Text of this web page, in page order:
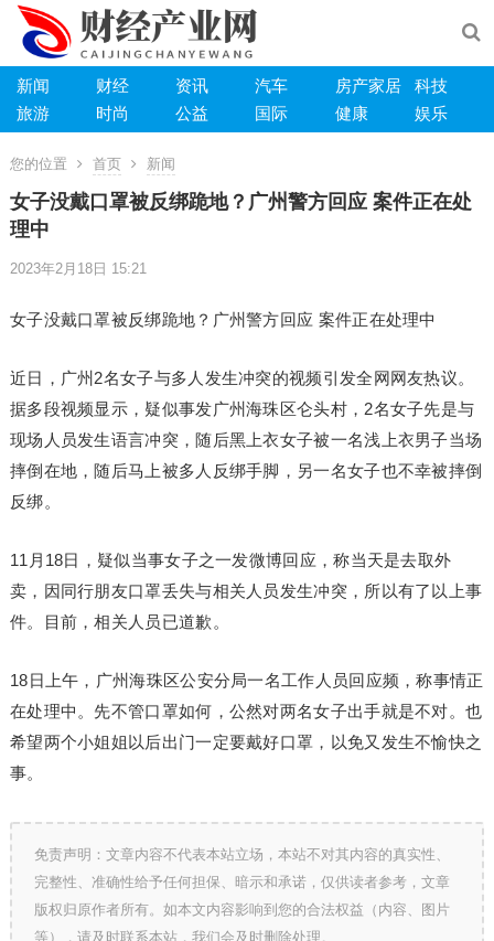
新闻 财经 资讯 汽车 房产家居
科技
旅游
时尚 公益 国际 健康 娱乐
您的位置 首页 新闻
女子没戴口罩被反绑跪地？广州警方回应 案件正在处
理中
2023年2月18日 15:21
女子没戴口罩被反绑跪地？广州警方回应 案件正在处理中
近日，广州2名女子与多人发生冲突的视频引发全网网友热议。
据多段视频显示，疑似事发广州海珠区仑头村，2名女子先是与
现场人员发生语言冲突，随后黑上衣女子被一名浅上衣男子当场
摔倒在地，随后马上被多人反绑手脚，另一名女子也不幸被摔倒
反绑。
11月18日，疑似当事女子之一发微博回应，称当天是去取外
卖，因同行朋友口罩丢失与相关人员发生冲突，所以有了以上事
件。目前，相关人员已道歉。
18日上午，广州海珠区公安分局一名工作人员回应频，称事情正
在处理中。先不管口罩如何，公然对两名女子出手就是不对。也
希望两个小姐姐以后出门一定要戴好口罩，以免又发生不愉快之
事。
免责声明：文章内容不代表本站立场，本站不对其内容的真实性、
完整性、准确性给予任何担保、暗示和承诺，仅供读者参考，文章
版权归原作者所有。如本文内容影响到您的合法权益（内容、图片
等），请及时联系本站，我们会及时删除处理。